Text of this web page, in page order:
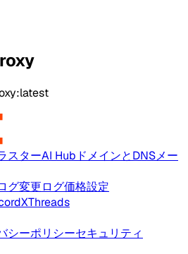
スターAI Hub ドメインとDNSメー
グ変更ログ価格設定
XThreads
シーポリシーセキュリティ